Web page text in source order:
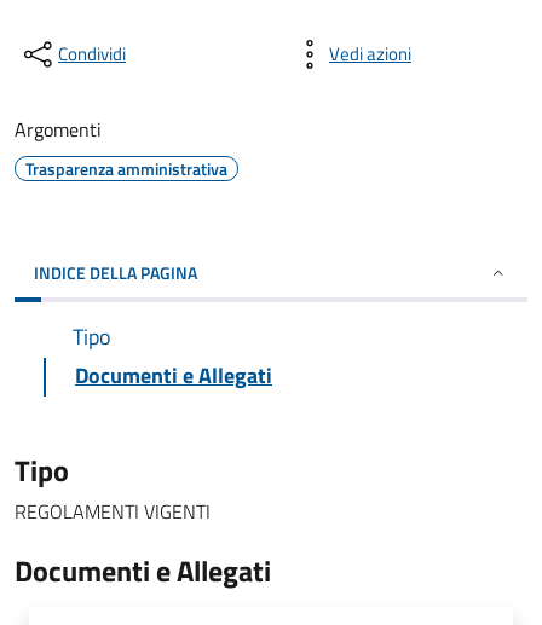
Condividi Vedi azioni
Argomenti
Trasparenza amministrativa
INDICE DELLA PAGINA
Tipo
Documenti e Allegati
Tipo
REGOLAMENTI VIGENTI
Documenti e Allegati